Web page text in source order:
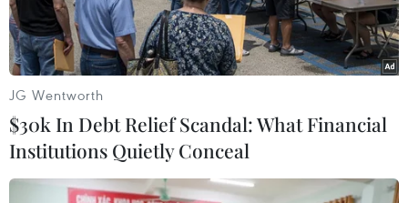
Bộ trưởng Bộ Giáo dục và Đào tạo Phùng Xuân Nhạ phát biểu
tại hội nghị. (Ảnh: Tuấn Anh/TTXVN)
Ngày 18/12, tại Trung tâm Hội nghị tỉnh Yên Bái,
Bộ Giáo dục và Đào tạo đã tổ chức Hội nghị tổng
kết 10 năm Trường Phổ thông Dân tộc nội trú,
JG Wentworth
$30k In Debt Relief Scandal: What Financial
Institutions Quietly Conceal